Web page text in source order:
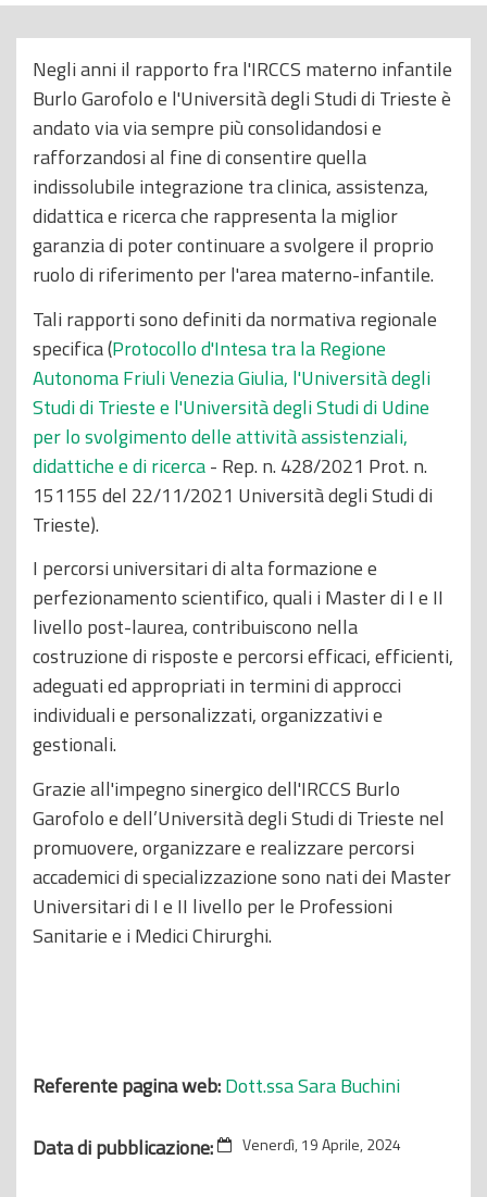
Negli anni il rapporto fra l'IRCCS materno infantile
Burlo Garofolo e l'Università degli Studi di Trieste è
andato via via sempre più consolidandosi e
rafforzandosi al fine di consentire quella
indissolubile integrazione tra clinica, assistenza,
didattica e ricerca che rappresenta la miglior
garanzia di poter continuare a svolgere il proprio
ruolo di riferimento per l'area materno-infantile.
Tali rapporti sono definiti da normativa regionale
specifica (Protocollo d'Intesa tra la Regione
Autonoma Friuli Venezia Giulia, l'Università degli
Studi di Trieste e l'Università degli Studi di Udine
per lo svolgimento delle attività assistenziali,
didattiche e di ricerca- Rep. n. 428/2021 Prot. n.
151155 del 22/11/2021 Università degli Studi di
Trieste).
I percorsi universitari di alta formazione e
perfezionamento scientifico, quali i Master di I e II
livello post-laurea, contribuiscono nella
costruzione di risposte e percorsi efficaci, efficienti,
adeguati ed appropriati in termini di approcci
individuali e personalizzati, organizzativi e
gestionali.
Grazie all'impegno sinergico dell'IRCCS Burlo
Garofolo e dell’Università degli Studi di Trieste nel
promuovere, organizzare e realizzare percorsi
accademici di specializzazione sono nati dei Master
Universitari di I e II livello per le Professioni
Sanitarie e i Medici Chirurghi.
Referente pagina web:Dott.ssa Sara Buchini
Data di pubblicazione: Venerdì, 19 Aprile, 2024